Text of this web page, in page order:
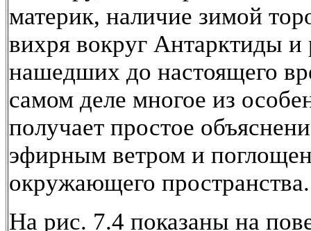
материк, наличие зимой
вихря вокруг Антарктиды и
нашедших до настоящего
самом деле многое из
получает простое
эфирным ветром и
окружающего пространства.
На рис. 7.4 показаны на